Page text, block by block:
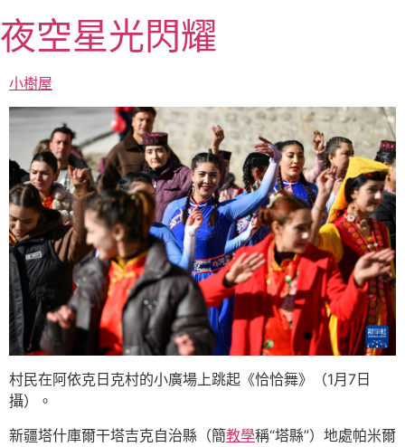
至
主
要
容
夜空星光閃耀
小樹屋
村民在阿依克日克村的小廣場上跳起《恰恰舞》（1月7日
攝）。
新疆塔什庫爾干塔吉克自治縣（簡教學稱“塔縣”）地處帕米爾